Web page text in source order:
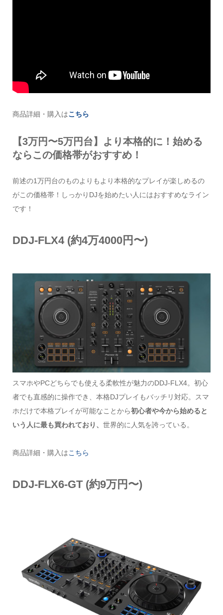
商品詳細・購入はこちら
【3万円〜5万円台】より本格的に！始める
ならこの価格帯がおすすめ！
前述の1万円台のものよりもより本格的なプレイが楽しめるの
がこの価格帯！しっかりDJを始めたい人にはおすすめなライン
です！
DDJ-FLX4 (約4万4000円〜)
スマホやPCどちらでも使える柔軟性が魅力のDDJ-FLX4。初心
者でも直感的に操作でき、本格DJプレイもバッチリ対応。スマ
ホだけで本格プレイが可能なことから初心者や今から始めると
いう人に最も買われており、 世界的に人気を誇っている。
商品詳細・購入はこちら
DDJ-FLX6-GT (約9万円〜)